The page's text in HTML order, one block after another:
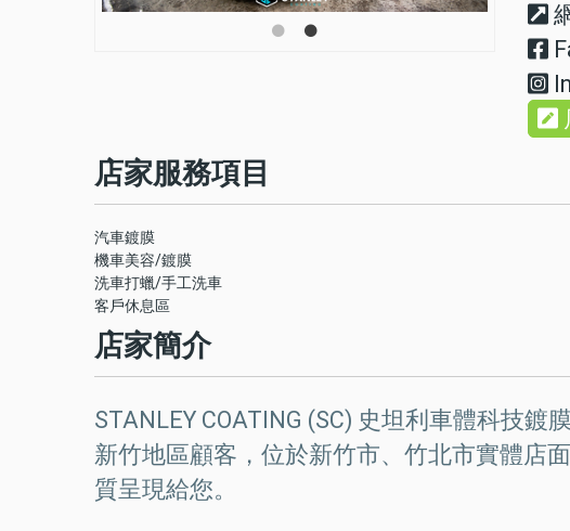
店家服務項目
汽車鍍膜
機車美容/鍍膜
洗車打蠟/手工洗車
客戶休息區
店家簡介
STANLEY COATING (SC) 史坦利車體科技
新竹地區顧客，位於新竹市、竹北市實體店
質呈現給您。